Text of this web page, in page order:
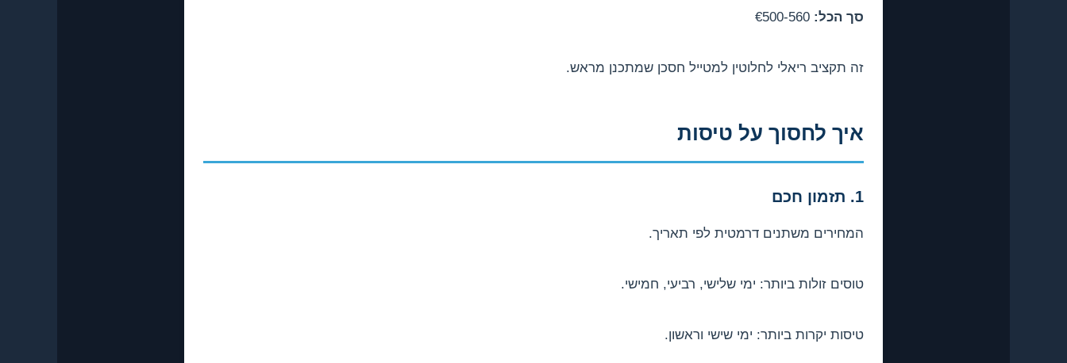
סך הכל:
זה תקציב ריאלי לחלוטין למטייל חסכן שמתכנן מראש.
איך לחסוך על טיסות
1. תזמון חכם
המחירים משתנים דרמטית לפי תאריך.
טוסים זולות ביותר: ימי שלישי, רביעי, חמישי.
טיסות יקרות ביותר: ימי שישי וראשון.